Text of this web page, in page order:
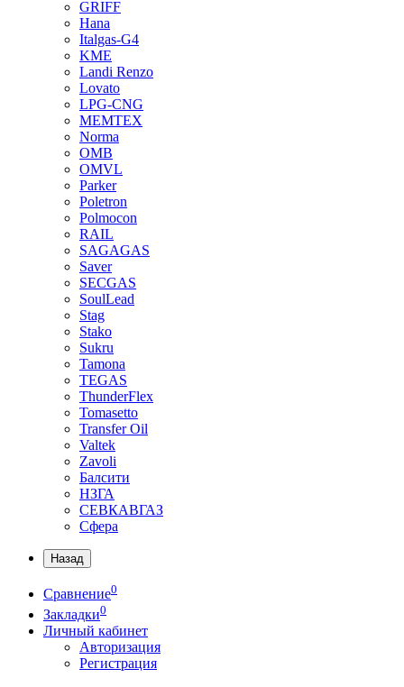
GRIFF
Hana
Italgas-G4
KME
Landi Renzo
Lovato
LPG-CNG
MEMTEX
Norma
OMB
OMVL
Parker
Poletron
Polmocon
RAIL
SAGAGAS
Saver
SECGAS
SoulLead
Stag
Stako
Sukru
Tamona
TEGAS
ThunderFlex
Tomasetto
Transfer Oil
Valtek
Zavoli
Балсити
НЗГА
СЕВКАВГАЗ
Сфера
Назад
Сравнение0
Закладки0
Личный кабинет
Авторизация
Регистрация